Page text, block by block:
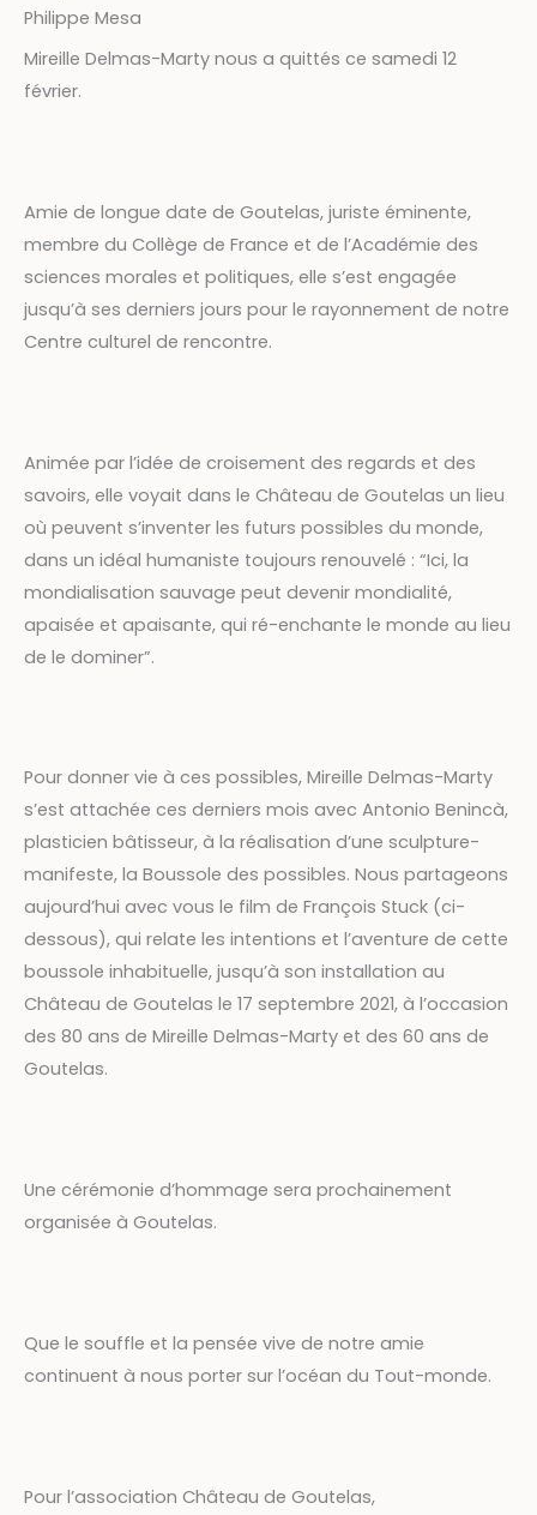
Philippe Mesa
Mireille Delmas-Marty nous a quittés ce samedi 12
février.
Amie de longue date de Goutelas, juriste éminente,
membre du Collège de France et de l’Académie des
sciences morales et politiques, elle s’est engagée
jusqu’à ses derniers jours pour le rayonnement de notre
Centre culturel de rencontre.
Animée par l’idée de croisement des regards et des
savoirs, elle voyait dans le Château de Goutelas un lieu
où peuvent s’inventer les futurs possibles du monde,
dans un idéal humaniste toujours renouvelé : “Ici, la
mondialisation sauvage peut devenir mondialité,
apaisée et apaisante, qui ré-enchante le monde au lieu
de le dominer”.
Pour donner vie à ces possibles, Mireille Delmas-Marty
s’est attachée ces derniers mois avec Antonio Benincà,
plasticien bâtisseur, à la réalisation d’une sculpture-
manifeste, la Boussole des possibles. Nous partageons
aujourd’hui avec vous le film de François Stuck (ci-
dessous), qui relate les intentions et l’aventure de cette
boussole inhabituelle, jusqu’à son installation au
Château de Goutelas le 17 septembre 2021, à l’occasion
des 80 ans de Mireille Delmas-Marty et des 60 ans de
Goutelas.
Une cérémonie d’hommage sera prochainement
organisée à Goutelas.
Que le souffle et la pensée vive de notre amie
continuent à nous porter sur l’océan du Tout-monde.
Pour l’association Château de Goutelas,